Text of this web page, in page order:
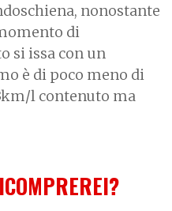
nonostante
di
si issa con un
è di poco meno di
l contenuto ma